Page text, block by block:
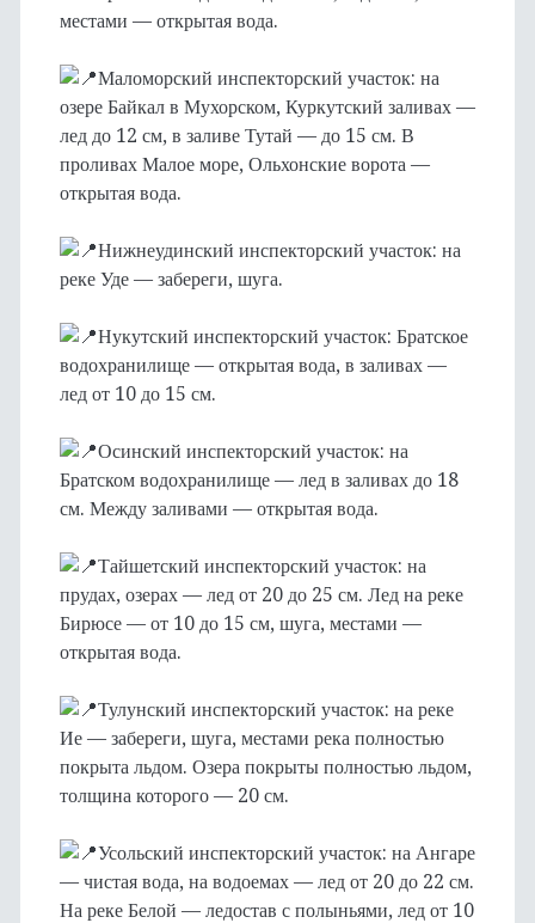
местами — открытая вода.
Маломорский инспекторский участок: на
озере Байкал в Мухорском, Куркутский заливах —
лед до 12 см, в заливе Тутай — до 15 см. В
проливах Малое море, Ольхонские ворота —
открытая вода.
Нижнеудинский инспекторский участок: на
реке Уде — забереги, шуга.
Нукутский инспекторский участок: Братское
водохранилище — открытая вода, в заливах —
лед от 10 до 15 см.
Осинский инспекторский участок: на
Братском водохранилище — лед в заливах до 18
см. Между заливами — открытая вода.
Тайшетский инспекторский участок: на
прудах, озерах — лед от 20 до 25 см. Лед на реке
Бирюсе — от 10 до 15 см, шуга, местами —
открытая вода.
Тулунский инспекторский участок: на реке
Ие — забереги, шуга, местами река полностью
покрыта льдом. Озера покрыты полностью льдом,
толщина которого — 20 см.
Усольский инспекторский участок: на Ангаре
— чистая вода, на водоемах — лед от 20 до 22 см.
На реке Белой — ледостав с полыньями, лед от 10